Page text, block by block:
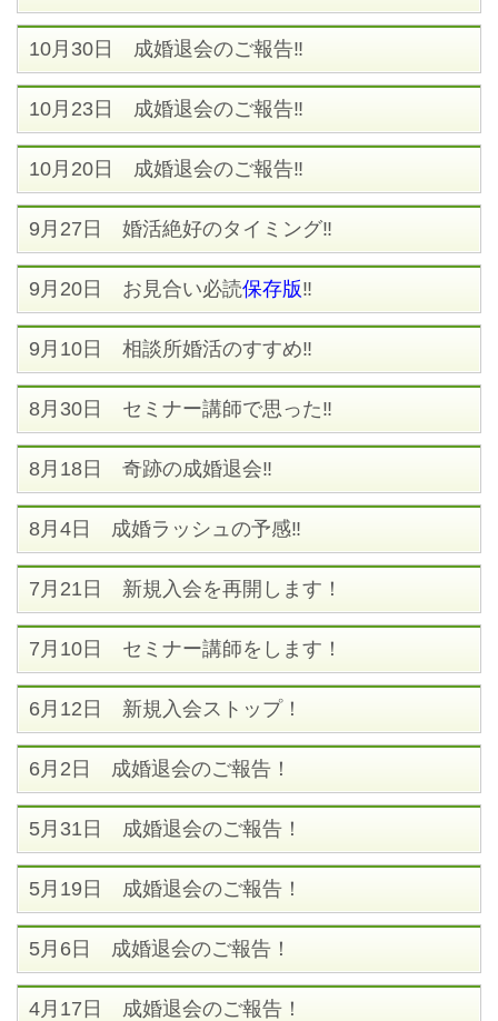
10月30日 成婚退会のご報告‼
10月23日 成婚退会のご報告‼
10月20日 成婚退会のご報告‼
9月27日 婚活絶好のタイミング‼
9月20日 お見合い必読保存版‼
9月10日 相談所婚活のすすめ‼
8月30日 セミナー講師で思った‼
8月18日 奇跡の成婚退会‼
8月4日 成婚ラッシュの予感‼
7月21日 新規入会を再開します！
7月10日 セミナー講師をします！
6月12日 新規入会ストップ！
6月2日 成婚退会のご報告！
5月31日 成婚退会のご報告！
5月19日 成婚退会のご報告！
5月6日 成婚退会のご報告！
4月17日 成婚退会のご報告！